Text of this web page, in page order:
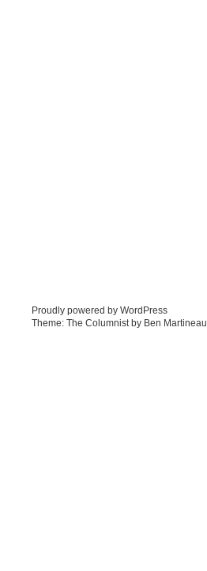
Proudly powered by WordPress
Theme: The Columnist by Ben Martineau